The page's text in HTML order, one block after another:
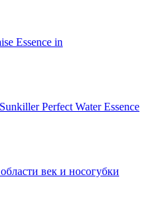
Essence in
Perfect Water Essence
век и носогубки